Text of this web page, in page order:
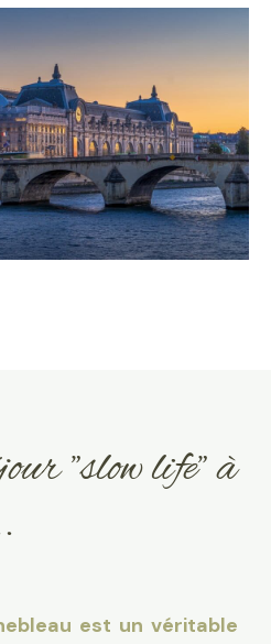
"slow life" à
est un véritable